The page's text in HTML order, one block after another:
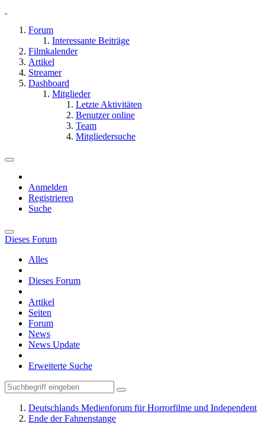
Forum
Interessante Beiträge
Filmkalender
Artikel
Streamer
Dashboard
Mitglieder
Letzte Aktivitäten
Benutzer online
Team
Mitgliedersuche
Anmelden
Registrieren
Suche
Dieses Forum
Alles
Dieses Forum
Artikel
Seiten
Forum
News
News Update
Erweiterte Suche
Deutschlands Medienforum für Horrorfilme und Independent
Ende der Fahnenstange